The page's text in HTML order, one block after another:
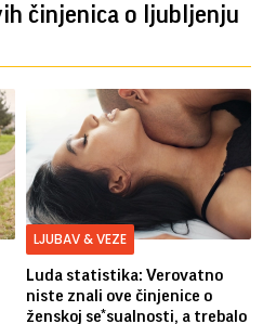
činjenica o ljubljenju
LJUBAV & VEZE
Luda statistika: Verovatno
niste znali ove činjenice o
ženskoj se*sualnosti, a trebalo